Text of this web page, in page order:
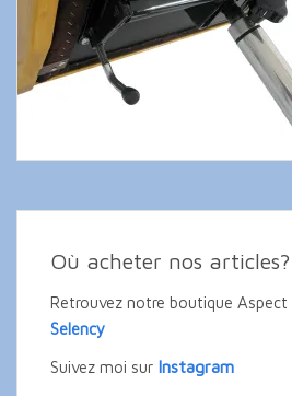
Où acheter nos articles?
Retrouvez notre boutique Aspect
Selency
Suivez moi sur Instagram